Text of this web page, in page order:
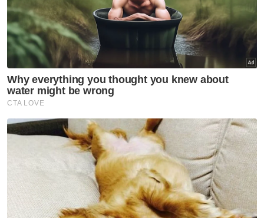
sedihnya dengan keadaan dia begitu,
mungkin dia tak tahu pun anaknya selamat
dilahirkan,"katanya.
Tambah Fauziah, kakaknya itu
sememangnya suka kepada kanak-kanak
dan tidak lokek belanja anak-anak
Dia turut menyifatkan wanita berkenaan
sebagai seorang kakak yang penyayang dan
sangat bertanggungjawab kepada keluarga.
"Naluri keibuan kakak itu dah terserlah
sebelum dia berkahwin lagi dan dia memang